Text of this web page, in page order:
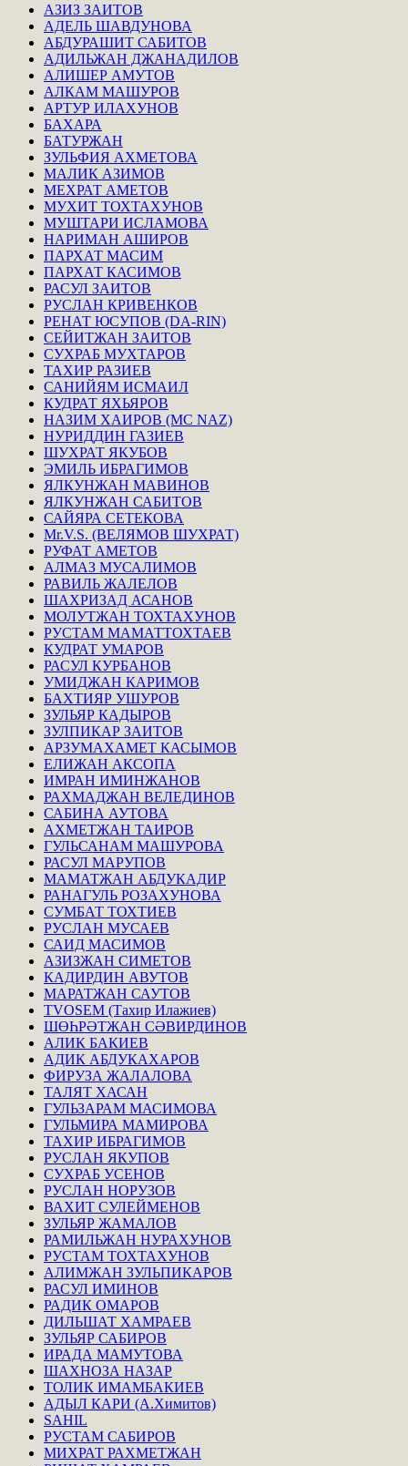
АЗИЗ ЗАИТОВ
АДЕЛЬ ШАВДУНОВА
АБДУРАШИТ САБИТОВ
АДИЛЬЖАН ДЖАНАДИЛОВ
АЛИШЕР АМУТОВ
АЛКАМ МАШУРОВ
АРТУР ИЛАХУНОВ
БАХАРА
БАТУРЖАН
ЗУЛЬФИЯ АХМЕТОВА
МАЛИК АЗИМОВ
МЕХРАТ АМЕТОВ
МУХИТ ТОХТАХУНОВ
МУШТАРИ ИСЛАМОВА
НАРИМАН АШИРОВ
ПАРХАТ МАСИМ
ПАРХАТ КАСИМОВ
РАСУЛ ЗАИТОВ
РУСЛАН КРИВЕНКОВ
РЕНАТ ЮСУПОВ (DA-RIN)
СЕЙИТЖАН ЗАИТОВ
СУХРАБ МУХТАРОВ
ТАХИР РАЗИЕВ
САНИЙЯМ ИСМАИЛ
КУДРАТ ЯХЬЯРОВ
НАЗИМ ХАИРОВ (MC NAZ)
НУРИДДИН ГАЗИЕВ
ШУХРАТ ЯКУБОВ
ЭМИЛЬ ИБРАГИМОВ
ЯЛКУНЖАН МАВИНОВ
ЯЛКУНЖАН САБИТОВ
САЙЯРА СЕТЕКОВА
Mr.V.S. (ВЕЛЯМОВ ШУХРАТ)
РУФАТ АМЕТОВ
АЛМАЗ МУСАЛИМОВ
РАВИЛЬ ЖАЛЕЛОВ
ШАХРИЗАД АСАНОВ
МОЛУТЖАН ТОХТАХУНОВ
РУСТАМ МАМАТТОХТАЕВ
КУДРАТ УМАРОВ
РАСУЛ КУРБАНОВ
УМИДЖАН КАРИМОВ
БАХТИЯР УШУРОВ
ЗУЛЬЯР КАДЫРОВ
ЗУЛПИКАР ЗАИТОВ
АРЗУМАХАМЕТ КАСЫМОВ
ЕЛИЖАН АКСОПА
ИМРАН ИМИНЖАНОВ
РАХМАДЖАН ВЕЛЕДИНОВ
САБИНА АУТОВА
АХМЕТЖАН ТАИРОВ
ГУЛЬСАНАМ МАШУРОВА
РАСУЛ МАРУПОВ
МАМАТЖАН АБДУКАДИР
РАНАГУЛЬ РОЗАХУНОВА
СУМБАТ ТОХТИЕВ
РУСЛАН МУСАЕВ
САИД МАСИМОВ
АЗИЗЖАН СИМЕТОВ
КАДИРДИН АВУТОВ
МАРАТЖАН САУТОВ
TVOSEM (Тахир Илажиев)
ШӨҺРӘТЖАН СӘВИРДИНОВ
АЛИК БАКИЕВ
АДИК АБДУКАХАРОВ
ФИРУЗА ЖАЛАЛОВА
ТАЛЯТ ХАСАН
ГУЛЬЗАРАМ МАСИМОВА
ГУЛЬМИРА МАМИРОВА
ТАХИР ИБРАГИМОВ
РУСЛАН ЯКУПОВ
СУХРАБ УСЕНОВ
РУСЛАН НОРУЗОВ
ВАХИТ СУЛЕЙМЕНОВ
ЗУЛЬЯР ЖАМАЛОВ
РАМИЛЬЖАН НУРАХУНОВ
РУСТАМ ТОХТАХУНОВ
АЛИМЖАН ЗУЛЬПИКАРОВ
РАСУЛ ИМИНОВ
РАДИК ОМАРОВ
ДИЛЬШАТ ХАМРАЕВ
ЗУЛЬЯР САБИРОВ
ИРАДА МАМУТОВА
ШАХНОЗА НАЗАР
ТОЛИК ИМАМБАКИЕВ
АДЫЛ КАРИ (А.Химитов)
SAHIL
РУСТАМ САБИРОВ
МИХРАТ РАХМЕТЖАН